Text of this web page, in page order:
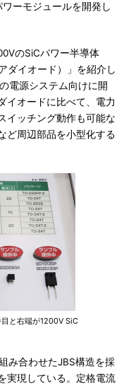
ーモジュールを開発し
のSiCパワー半導体
ダイオード）」を紹介し
電源システム向けに開
イオードに比べて、電力
イッチング動作も可能な
ど周辺部品を小型化する
と右端が1200V SiC
み合わせたJBS構造を採
実現している。定格電流